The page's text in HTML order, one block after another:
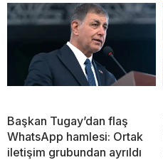
Başkan Tugay’dan flaş
WhatsApp hamlesi: Ortak
iletişim grubundan ayrıldı